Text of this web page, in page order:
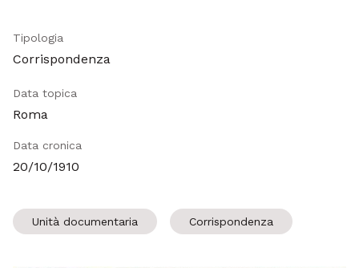
Tipologia
Corrispondenza
Data topica
Roma
Data cronica
20/10/1910
Unità documentaria Corrispondenza